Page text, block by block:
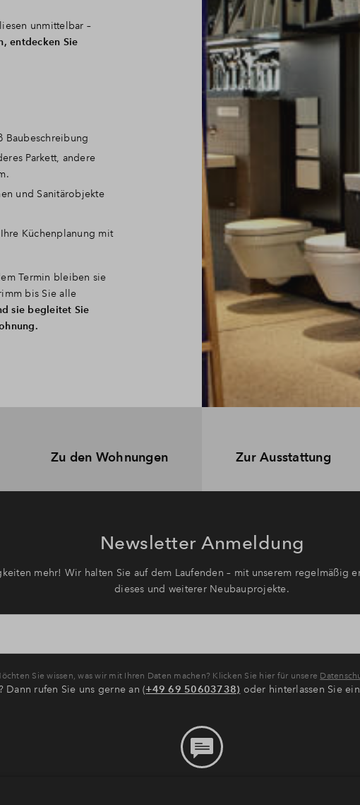
unmittelbar –
entdecken Sie
Baubeschreibung
Parkett, andere
und Sanitärobjekte
Küchenplanung mit
Termin bleiben sie
bis Sie alle
sie begleitet Sie
Zu den Wohnungen Zur Ausstattung
Newsletter Anmeldung
mehr! Wir halten Sie auf dem Laufenden – mit unserem regelmäßig
dieses und weiterer Neubauprojekte.
Sie wissen, was wir mit Ihren Daten machen? Klicken Sie hier für unsere
Dann rufen Sie uns gerne an (+49 69 50603738) oder hinterlassen Sie